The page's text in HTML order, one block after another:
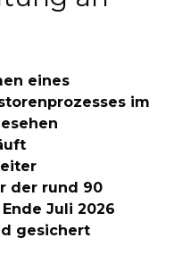
eines
im
der rund 90
Juli 2026
gesichert